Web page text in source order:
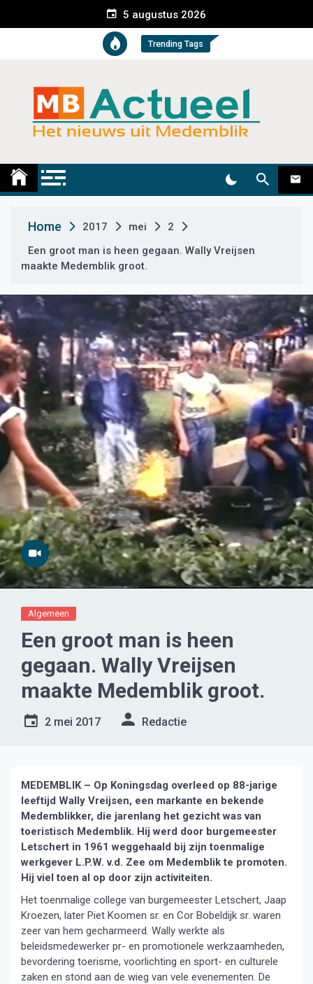
e
t
5 augustus 2026
Trending Tags
Medemblik Actueel
Home 2017 mei
2
Een groot man is heen gegaan. Wally Vreijsen
maakte Medemblik groot.
Algemeen
Een groot man is heen
gegaan. Wally Vreijsen
maakte Medemblik groot.
2 mei 2017 Redactie
MEDEMBLIK – Op Koningsdag overleed op 88-jarige
leeftijd Wally Vreijsen, een markante en bekende
Medemblikker, die jarenlang het gezicht was van
toeristisch Medemblik. Hij werd door burgemeester
Letschert in 1961 weggehaald bij zijn toenmalige
werkgever L.P.W. v.d. Zee om Medemblik te promoten.
Hij viel toen al op door zijn activiteiten.
Het toenmalige college van burgemeester Letschert, Jaap
Kroezen, later Piet Koomen sr. en Cor Bobeldijk sr. waren
zeer van hem gecharmeerd. Wally werkte als
beleidsmedewerker pr- en promotionele werkzaamheden,
bevordering toerisme, voorlichting en sport- en culturele
zaken en stond aan de wieg van vele evenementen. De